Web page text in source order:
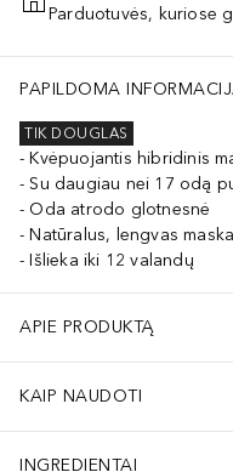
Parduotuvės, kuriose
PAPILDOMA
TIK DOUGLAS
Kvėpuojantis hibridinis
Su daugiau nei 17 odą
Oda atrodo glotnesnė
Natūralus, lengvas
Išlieka iki 12 valandų
APIE PRODUKTĄ
KAIP NAUDOTI
INGREDIENTAI